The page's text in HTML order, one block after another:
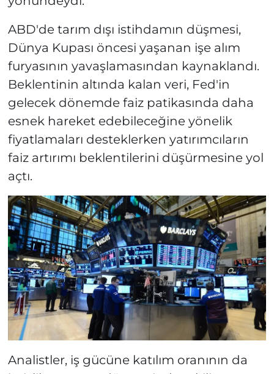
ABD'de tarım dışı istihdamın düşmesi,
Dünya Kupası öncesi yaşanan işe alım
furyasının yavaşlamasından kaynaklandı.
Beklentinin altında kalan veri, Fed'in
gelecek dönemde faiz patikasında daha
esnek hareket edebileceğine yönelik
fiyatlamaları desteklerken yatırımcıların
faiz artırımı beklentilerini düşürmesine yol
açtı.
Analistler, iş gücüne katılım oranının da